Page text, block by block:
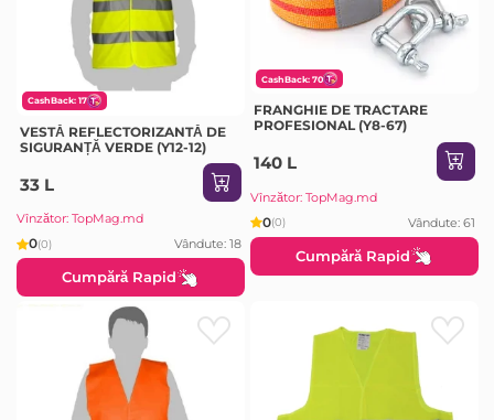
CashBack: 17
VESTĂ REFLECTORIZANTĂ DE
SIGURANȚĂ VERDE (Y12-12)
33 L
Vînzător: TopMag.md
0(0) Vândute: 18
Cumpără Rapid
CashBack: 70
FRANGHIE DE TRACTARE
PROFESIONAL (Y8-67)
140 L
Vînzător: TopMag.md
0(0) Vândute: 61
Cumpără Rapid